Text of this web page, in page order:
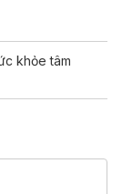
khỏe tâm